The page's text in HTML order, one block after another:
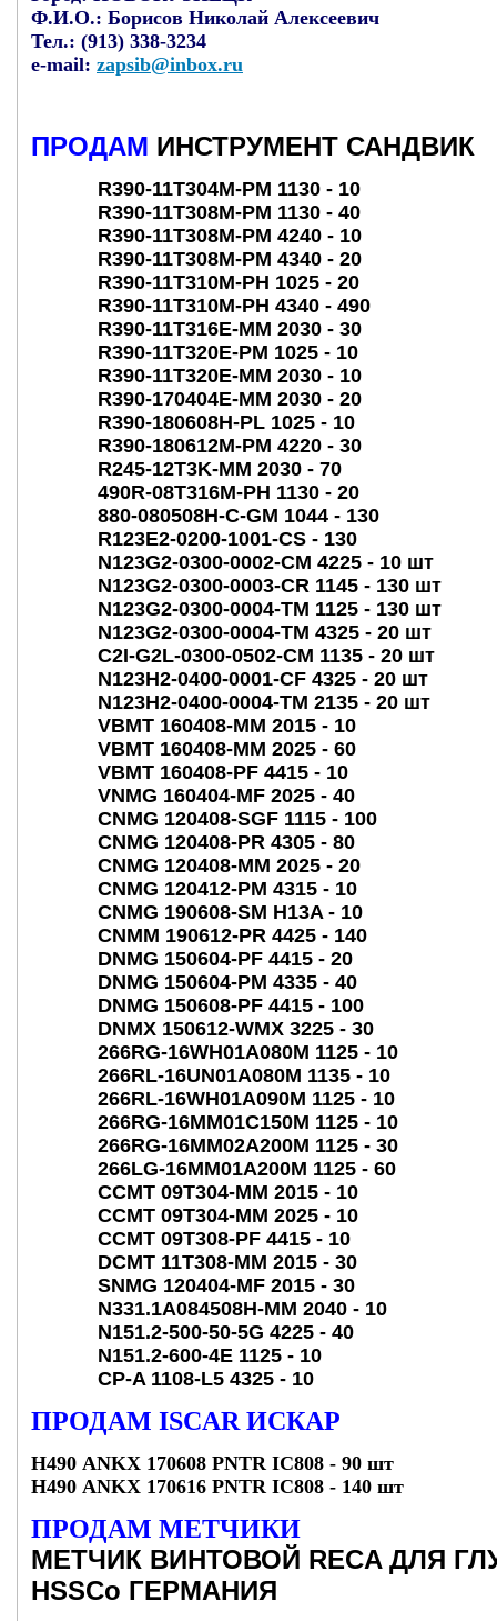
Ф.И.О.: Борисов Николай Алексеевич
Тел.: (913) 338-3234
e-mail: zapsib@inbox.ru
ПРОДАМ ИНСТРУМЕНТ САНДВИК
R390-11T304M-PM 1130 - 10
R390-11T308M-PM 1130 - 40
R390-11T308M-PM 4240 - 10
R390-11T308M-PM 4340 - 20
R390-11T310M-PH 1025 - 20
R390-11T310M-PH 4340 - 490
R390-11T316E-MM 2030 - 30
R390-11T320E-PM 1025 - 10
R390-11T320E-MM 2030 - 10
R390-170404E-MM 2030 - 20
R390-180608H-PL 1025 - 10
R390-180612M-PM 4220 - 30
R245-12T3K-MM 2030 - 70
490R-08T316M-PH 1130 - 20
880-080508H-C-GM 1044 - 130
R123E2-0200-1001-CS - 130
N123G2-0300-0002-CM 4225 - 10 шт
N123G2-0300-0003-CR 1145 - 130 шт
N123G2-0300-0004-TM 1125 - 130 шт
N123G2-0300-0004-TM 4325 - 20 шт
С2I-G2L-0300-0502-CM 1135 - 20 шт
N123H2-0400-0001-CF 4325 - 20 шт
N123H2-0400-0004-TM 2135 - 20 шт
VBMT 160408-MM 2015 - 10
VBMT 160408-MM 2025 - 60
VBMT 160408-PF 4415 - 10
VNMG 160404-MF 2025 - 40
CNMG 120408-SGF 1115 - 100
CNMG 120408-PR 4305 - 80
CNMG 120408-MM 2025 - 20
CNMG 120412-PM 4315 - 10
CNMG 190608-SM H13A - 10
CNMM 190612-PR 4425 - 140
DNMG 150604-PF 4415 - 20
DNMG 150604-PM 4335 - 40
DNMG 150608-PF 4415 - 100
DNMX 150612-WMX 3225 - 30
266RG-16WH01A080M 1125 - 10
266RL-16UN01A080M 1135 - 10
266RL-16WH01A090M 1125 - 10
266RG-16MM01C150M 1125 - 10
266RG-16MM02A200M 1125 - 30
266LG-16MM01A200M 1125 - 60
CCMT 09T304-MM 2015 - 10
CCMT 09T304-MM 2025 - 10
CCMT 09T308-PF 4415 - 10
DCMT 11T308-MM 2015 - 30
SNMG 120404-MF 2015 - 30
N331.1A084508H-MM 2040 - 10
N151.2-500-50-5G 4225 - 40
N151.2-600-4E 1125 - 10
CP-A 1108-L5 4325 - 10
ПРОДАМ ISCAR ИСКАР
Н490 ANKX 170608 PNTR IC808 - 90 шт
Н490 ANKX 170616 PNTR IC808 - 140 шт
ПРОДАМ МЕТЧИКИ
МЕТЧИК ВИНТОВОЙ RECA ДЛЯ
HSSCо ГЕРМАНИЯ